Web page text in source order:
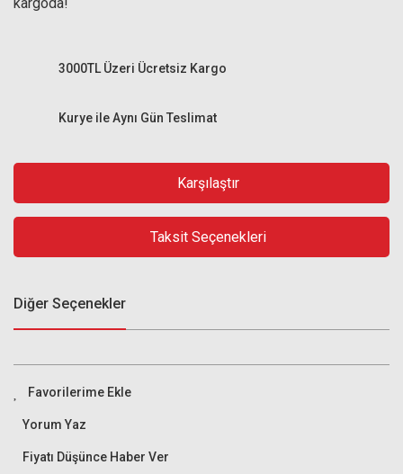
Kurye ile Aynı Gün Teslimat
3000TL Üzeri Ücretsiz Kargo
Karşılaştır
Taksit Seçenekleri
Diğer Seçenekler
Yorum Yaz
Fiyatı Düşünce Haber Ver